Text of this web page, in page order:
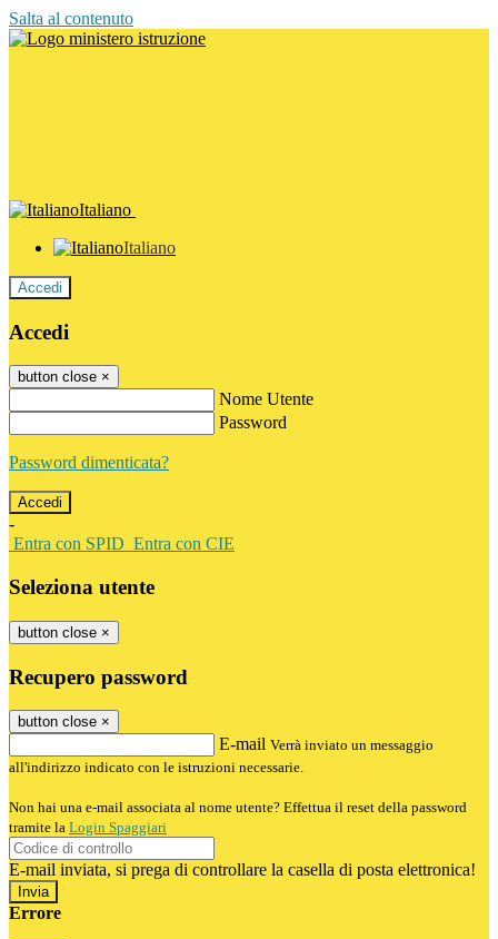
Salta al contenuto
Italiano
Italiano
Accedi
Accedi
button close ×
Nome Utente
Password
Password dimenticata?
-
Entra con SPID Entra con CIE
Seleziona utente
button close ×
Recupero password
button close ×
E-mail Verrà inviato un messaggio
all'indirizzo indicato con le istruzioni necessarie.
Non hai una e-mail associata al nome utente? Effettua il reset della password
tramite la Login Spaggiari
E-mail inviata, si prega di controllare la casella di posta elettronica!
Errore